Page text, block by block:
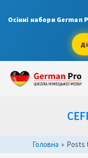
Осінні набори German
Головна » Posts